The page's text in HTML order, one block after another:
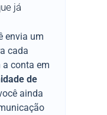
já
envia um
cada
a conta em
de
ainda